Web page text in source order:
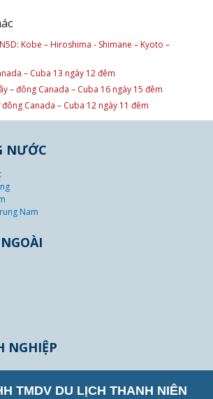
Kobe – Hiroshima - Shimane – Kyoto –
– Cuba 13 ngày 12 đêm
– đông Canada – Cuba 16 ngày 15 đêm
Canada – Cuba 12 ngày 11 đêm
NƯỚC
Nam
NGHIỆP
TMDV DU LỊCH THANH NIÊN